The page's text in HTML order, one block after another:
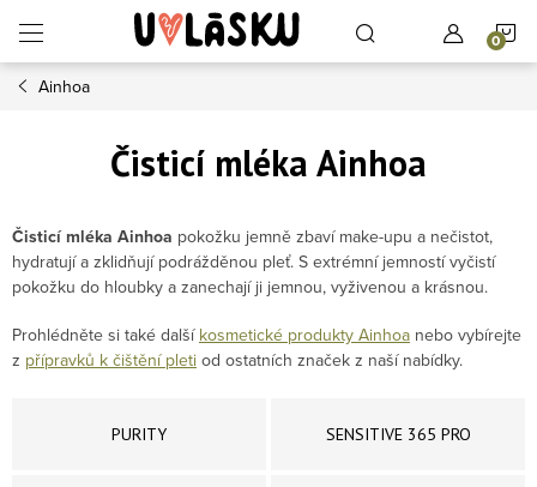
Ainhoa
Čisticí mléka Ainhoa
Čisticí mléka Ainhoa pokožku jemně zbaví make-upu a nečistot,
hydratují a zklidňují podrážděnou pleť. S extrémní jemností vyčistí
pokožku do hloubky a zanechají ji jemnou, vyživenou a krásnou.
Prohlédněte si také další kosmetické produkty Ainhoa nebo vybírejte
z přípravků k čištění pleti od ostatních značek z naší nabídky.
PURITY SENSITIVE 365 PRO